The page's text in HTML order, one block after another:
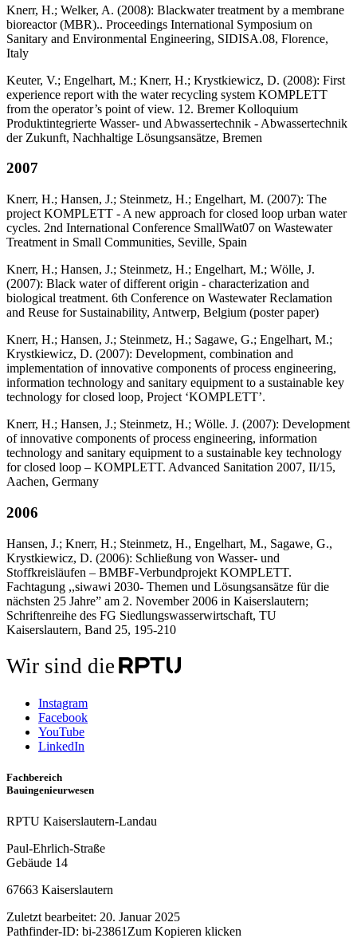
Knerr, H.; Welker, A. (2008): Blackwater treatment by a membrane
bioreactor (MBR).. Proceedings International Symposium on
Sanitary and Environmental Engineering, SIDISA.08, Florence,
Italy
Keuter, V.; Engelhart, M.; Knerr, H.; Krystkiewicz, D. (2008): First
experience report with the water recycling system KOMPLETT
from the operator’s point of view. 12. Bremer Kolloquium
Produktintegrierte Wasser- und Abwassertechnik - Abwassertechnik
der Zukunft, Nachhaltige Lösungsansätze, Bremen
2007
Knerr, H.; Hansen, J.; Steinmetz, H.; Engelhart, M. (2007): The
project KOMPLETT - A new approach for closed loop urban water
cycles. 2nd International Conference SmallWat07 on Wastewater
Treatment in Small Communities, Seville, Spain
Knerr, H.; Hansen, J.; Steinmetz, H.; Engelhart, M.; Wölle, J.
(2007): Black water of different origin - characterization and
biological treatment. 6th Conference on Wastewater Reclamation
and Reuse for Sustainability, Antwerp, Belgium (poster paper)
Knerr, H.; Hansen, J.; Steinmetz, H.; Sagawe, G.; Engelhart, M.;
Krystkiewicz, D. (2007): Development, combination and
implementation of innovative components of process engineering,
information technology and sanitary equipment to a sustainable key
technology for closed loop, Project ‘KOMPLETT’.
Knerr, H.; Hansen, J.; Steinmetz, H.; Wölle. J. (2007): Development
of innovative components of process engineering, information
technology and sanitary equipment to a sustainable key technology
for closed loop – KOMPLETT. Advanced Sanitation 2007, II/15,
Aachen, Germany
2006
Hansen, J.; Knerr, H.; Steinmetz, H., Engelhart, M., Sagawe, G.,
Krystkiewicz, D. (2006): Schließung von Wasser- und
Stoffkreisläufen – BMBF-Verbundprojekt KOMPLETT.
Fachtagung ,,siwawi 2030- Themen und Lösungsansätze für die
nächsten 25 Jahre” am 2. November 2006 in Kaiserslautern;
Schriftenreihe des FG Siedlungswasserwirtschaft, TU
Kaiserslautern, Band 25, 195-210
Wir sind die
Instagram
Facebook
YouTube
LinkedIn
Fachbereich
Bauingenieurwesen
RPTU Kaiserslautern-Landau
Paul-Ehrlich-Straße
Gebäude 14
67663 Kaiserslautern
Zuletzt bearbeitet: 20. Januar 2025
Pathfinder-ID: bi-23861 Zum Kopieren klicken